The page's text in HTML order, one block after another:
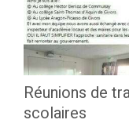
Réunions de
scolaires